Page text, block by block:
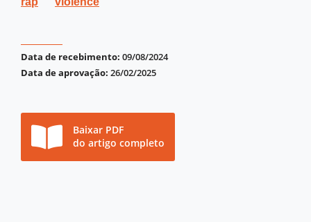
Data de recebimento: 09/08/2024
Data de aprovação: 26/02/2025
Baixar PDF
do artigo completo